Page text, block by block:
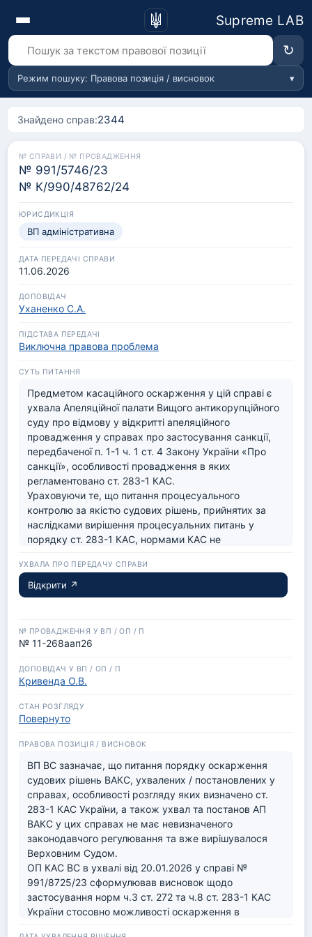
Supreme LAB
↻
Режим пошуку: Правова позиція / висновок ▾
Знайдено справ:2344
ВП адміністративна
№ 991/5746/23
№ К/990/48762/24
11.06.2026
Уханенко С.А.
Виключна правова проблема
Предметом касаційного оскарження у цій справі є
ухвала Апеляційної палати Вищого антикорупційного
суду про відмову у відкритті апеляційного
провадження у справах про застосування санкції,
передбаченої п. 1-1 ч. 1 ст. 4 Закону України «Про
санкції», особливості провадження в яких
регламентовано ст. 283-1 КАС.
Ураховуючи те, що питання процесуального
контролю за якістю судових рішень, прийнятих за
наслідками вирішення процесуальних питань у
порядку ст. 283-1 КАС, нормами КАС не
щодо заборони оскарження судових рішень в
касаційному порядку стосується виключно
постанов, а не ухвал суду, Верховний Суд уважає,
права, що обґрунтовує допуск касаційної скарги до
ВП ВС з метою забезпечення єдності судової
перегляду у справах, що вирішуються за правилами
ст. 283-1 КАС України, в поєднанні з обмеженими
«переваги доказів», створює реальну загрозу
Виключна правова проблема полягає в тому, що
незначна кількість рішень свідчить про винятковий
характер спорів і відсутність сформованої стабільної
судової практики, а приписи ч. 5 ст. 242 КАС та ч. 6
ст. 13 Закону України «Про судоустрій і статус
суддів» обмежують повноваження колегії суддів ВС
вирішити порушене в цій справі питання
процесуальної помилки Апеляційної палати Вищого
антикорупційного суду, оскільки це не відповідає
висновкам ОП КАС ВС, викладеним у постанові від
20.01.2026 усправі № 991/8725/23, а сформована
КАС ВС практика наразі перешкоджає усунути
процесуальні недоліки, допущені судом першої
інстанції у цій справі, як в апеляційному так і в
Відкрити ↗
№ 11-268аап26
Кривенда О.В.
Повернуто
ВП ВС зазначає, що питання порядку оскарження
судових рішень ВАКС, ухвалених / постановлених у
справах, особливості розгляду яких визначено ст.
283-1 КАС України, а також ухвал та постанов АП
ВАКС у цих справах не має невизначеного
законодавчого регулювання та вже вирішувалося
Верховним Судом.
ОП КАС ВС в ухвалі від 20.01.2026 у справі №
991/8725/23 сформулював висновок щодо
застосування норм ч.3 ст. 272 та ч.8 ст. 283-1 КАС
України стосовно можливості оскарження в